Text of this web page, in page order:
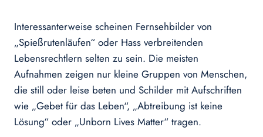
Interessanterweise scheinen Fernsehbilder von
„Spießrutenläufen“ oder Hass verbreitenden
Lebensrechtlern selten zu sein. Die meisten
Aufnahmen zeigen nur kleine Gruppen von Menschen,
die still oder leise beten und Schilder mit Aufschriften
wie „Gebet für das Leben“, „Abtreibung ist keine
Lösung“ oder „Unborn Lives Matter“ tragen.